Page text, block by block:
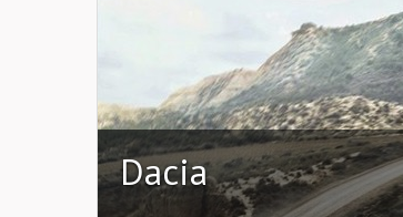
Dacia